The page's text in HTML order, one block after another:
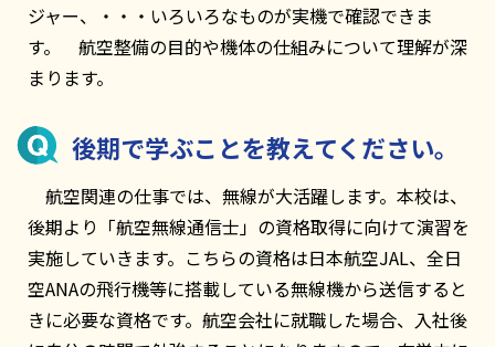
ジャー、・・・いろいろなものが実機で確認できま
す。 航空整備の目的や機体の仕組みについて理解が深
まります。
後期で学ぶことを教えてください。
航空関連の仕事では、無線が大活躍します。本校は、
後期より「航空無線通信士」の資格取得に向けて演習を
実施していきます。こちらの資格は日本航空JAL、全日
空ANAの飛行機等に搭載している無線機から送信すると
きに必要な資格です。航空会社に就職した場合、入社後